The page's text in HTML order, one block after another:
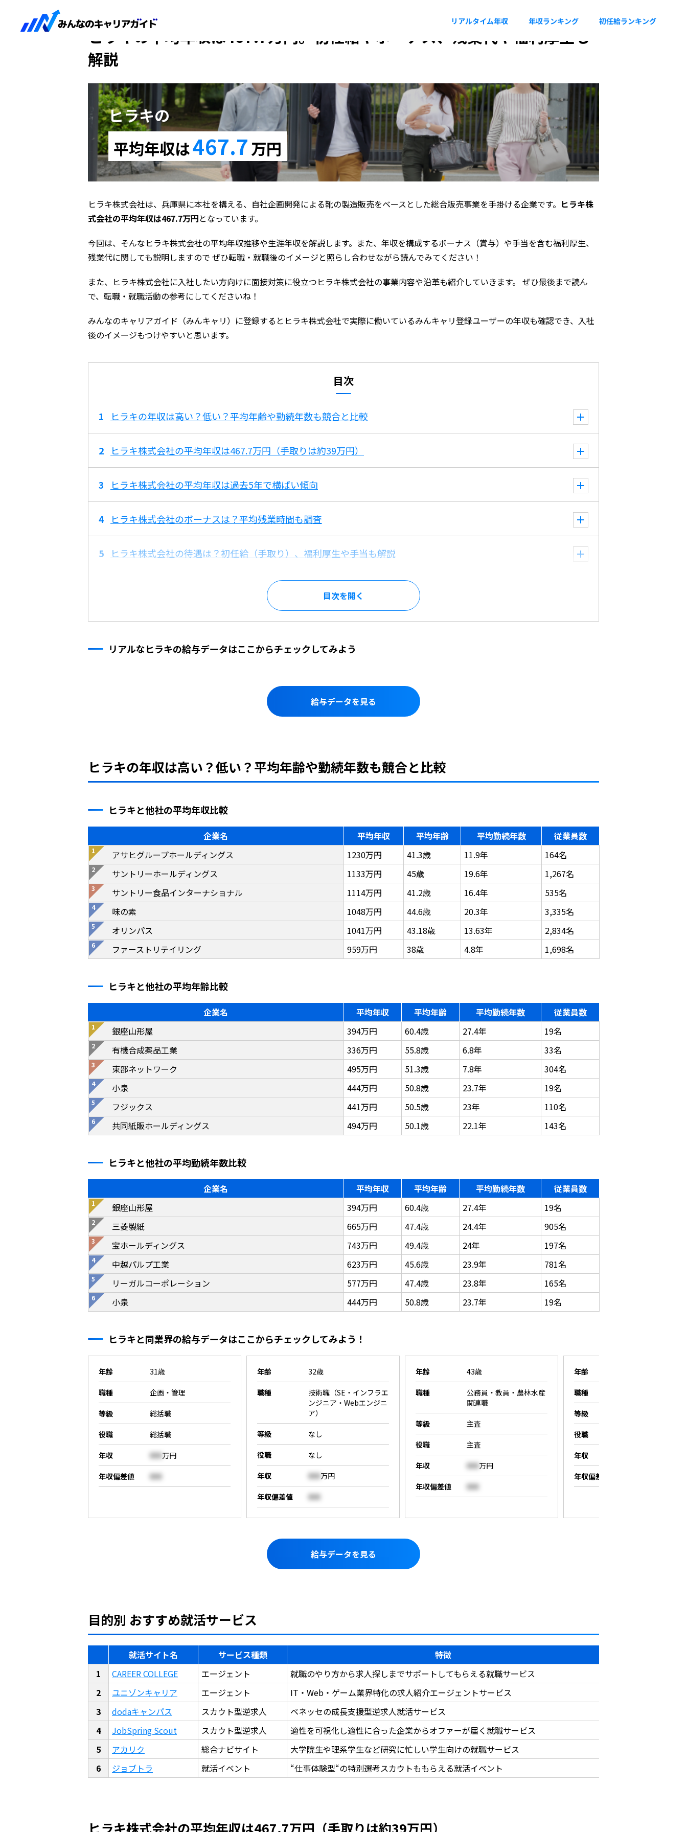
リアルタイム年収 年収ランキング 初任給ランキング
ヒラキの平均年収は467.7万円。初任給やボーナス、残業代や福利厚生も
解説
ヒラキの
平均年収は467.7万円
ヒラキ株式会社は、兵庫県に本社を構える、自社企画開発による靴の製造販売をベースとした総合販売事業を手掛ける企業です。 ヒラキ株
式会社の平均年収は467.7万円となっています。
今回は、そんなヒラキ株式会社の平均年収推移や生涯年収を解説します。また、年収を構成するボーナス（賞与）や手当を含む福利厚生、
残業代に関しても説明しますので ぜひ転職・就職後のイメージと照らし合わせながら読んでみてください！
また、ヒラキ株式会社に入社したい方向けに面接対策に役立つヒラキ株式会社の事業内容や沿革も紹介していきます。 ぜひ最後まで読ん
で、転職・就職活動の参考にしてくださいね！
みんなのキャリアガイド（みんキャリ）に登録するとヒラキ株式会社で実際に働いているみんキャリ登録ユーザーの年収も確認でき、入社
後のイメージもつけやすいと思います。
目次
ヒラキの年収は高い？低い？平均年齢や勤続年数も競合と比較
ヒラキ株式会社の平均年収は467.7万円（手取りは約39万円）
ヒラキ株式会社の平均年収は過去5年で横ばい傾向
ヒラキ株式会社のボーナスは？平均残業時間も調査
ヒラキ株式会社の待遇は？初任給（手取り）、福利厚生や手当も解説
目次を
リアルなヒラキの給与データはここからチェックしてみよう
給与データを見る
ヒラキの年収は高い？低い？平均年齢や勤続年数も競合と比較
ヒラキと他社の平均年収比較
企業名 平均年収 平均年齢 平均勤続年数
従業員数
アサヒグループホールディングス
1230万円 41.3歳 11.9年
164名
サントリーホールディングス
1133万円 45歳 19.6年
1,267名
サントリー食品インターナショナル
1114万円 41.2歳 16.4年
535名
味の素
1048万円 44.6歳 20.3年
3,335名
オリンパス
1041万円 43.18歳 13.63年
2,834名
ファーストリテイリング
959万円 38歳 4.8年 1,698名
ヒラキと他社の平均年齢比較
企業名 平均年収 平均年齢 平均勤続年数
従業員数
銀座山形屋
394万円 60.4歳 27.4年
19名
有機合成薬品工業
336万円 55.8歳 6.8年
33名
東部ネットワーク
495万円 51.3歳 7.8年
304名
小泉
444万円 50.8歳 23.7年
19名
フジックス
441万円 50.5歳 23年
110名
共同紙販ホールディングス
494万円 50.1歳 22.1年 143名
ヒラキと他社の平均勤続年数比較
企業名 平均年収 平均年齢 平均勤続年数
従業員数
銀座山形屋
394万円 60.4歳 27.4年
19名
三菱製紙
665万円 47.4歳 24.4年
905名
宝ホールディングス
743万円 49.4歳 24年
197名
中越パルプ工業
623万円 45.6歳 23.9年
781名
リーガルコーポレーション
577万円 47.4歳 23.8年
165名
小泉
444万円 50.8歳 23.7年 19名
ヒラキと同業界の給与データはここからチェックしてみよう！
年齢 31歳
職種 企画・管理
等級 総括職
役職 総括職
年収 000 万円
年収偏差値 000
年齢 32歳
職種
技術職（SE・インフラエ
ンジニア・Webエンジニ
ア）
等級 なし
役職 なし
年収 000 万円
年収偏差値 000
年齢 43歳
職種
公務員・教員・農林水産
関連職
等級 主査
役職 主査
年収 000 万円
年収偏差値 000
年齢
職種
等級
役職
年収
年収偏差値
給与データを見る
目的別 おすすめ就活サービス
就活サイト名 サービス種類
特徴
CAREER COLLEGE
エージェント
就職のやり方から求人探しまでサポートしてもらえる就職サービス
ユニゾンキャリア
エージェント
IT・Web・ゲーム業界特化の求人紹介エージェントサービス
dodaキャンパス
スカウト型逆求人
ベネッセの成長支援型逆求人就活サービス
JobSpring Scout
スカウト型逆求人
適性を可視化し適性に合った企業からオファーが届く就職サービス
アカリク
総合ナビサイト
大学院生や理系学生など研究に忙しい学生向けの就職サービス
ジョブトラ
就活イベント “仕事体験型“の特別選考スカウトももらえる就活イベント
ヒラキ株式会社の平均年収は467.7万円（手取りは約39万円）